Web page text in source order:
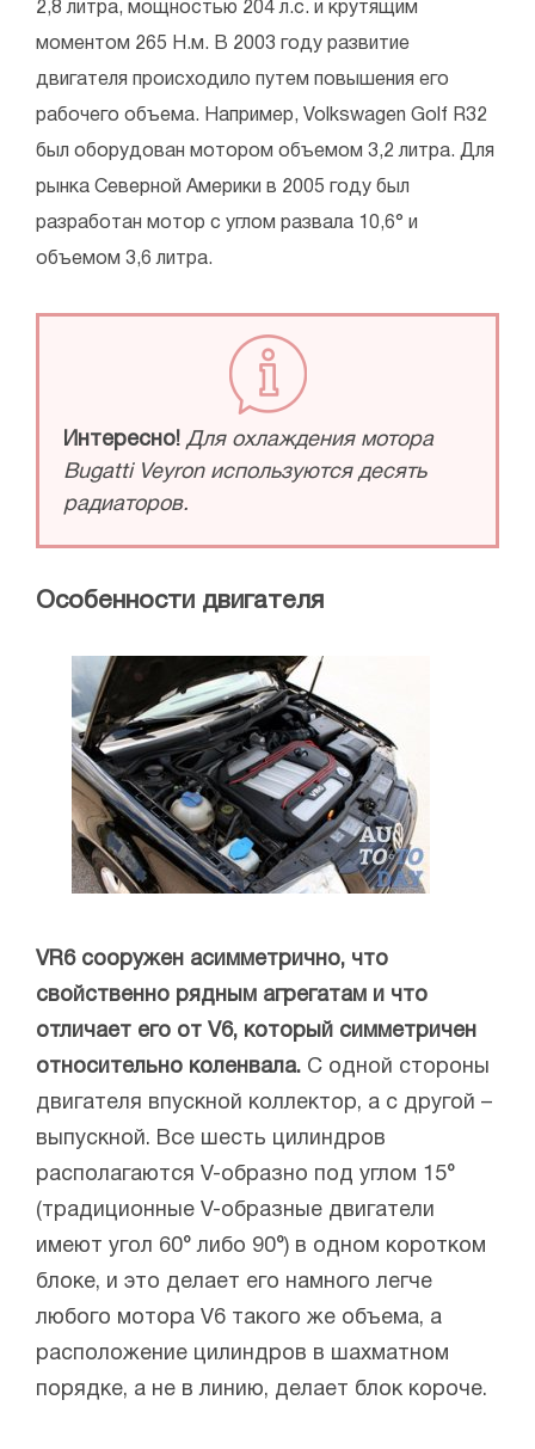
2,8 литра, мощностью 204 л.с. и крутящим
моментом 265 Н.м. В 2003 году развитие
двигателя происходило путем повышения его
рабочего объема. Например, Volkswagen Golf R32
был оборудован мотором объемом 3,2 литра. Для
рынка Северной Америки в 2005 году был
разработан мотор с углом развала 10,6° и
объемом 3,6 литра.
Интересно! Для охлаждения мотора
Bugatti Veyron используются десять
радиаторов.
Особенности двигателя
VR6 сооружен асимметрично, что
свойственно рядным агрегатам и что
отличает его от V6, который симметричен
относительно коленвала. С одной стороны
двигателя впускной коллектор, а с другой –
выпускной. Все шесть цилиндров
располагаются V-образно под углом 15°
(традиционные V-образные двигатели
имеют угол 60° либо 90°) в одном коротком
блоке, и это делает его намного легче
любого мотора V6 такого же объема, а
расположение цилиндров в шахматном
порядке, а не в линию, делает блок короче.